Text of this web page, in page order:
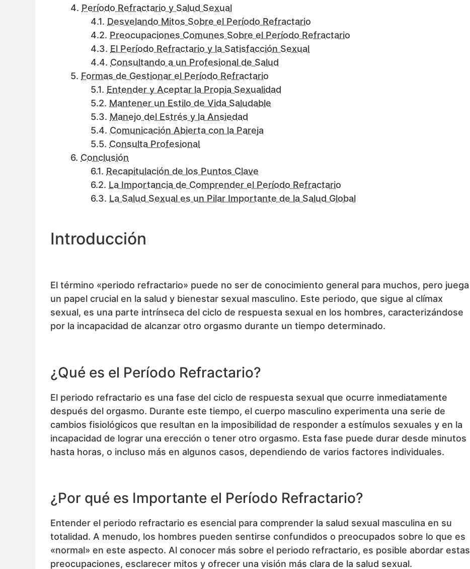
Período Refractario y Salud Sexual
Desvelando Mitos Sobre el Período Refractario
Preocupaciones Comunes Sobre el Período Refractario
El Período Refractario y la Satisfacción Sexual
Consultando a un Profesional de Salud
Formas de Gestionar el Período Refractario
Entender y Aceptar la Propia Sexualidad
Mantener un Estilo de Vida Saludable
Manejo del Estrés y la Ansiedad
Comunicación Abierta con la Pareja
Consulta Profesional
Conclusión
Recapitulación de los Puntos Clave
La Importancia de Comprender el Período Refractario
La Salud Sexual es un Pilar Importante de la Salud Global
Introducción
El término «periodo refractario» puede no ser de conocimiento general para muchos, pero juega
un papel crucial en la salud y bienestar sexual masculino. Este periodo, que sigue al clímax
sexual, es una parte intrínseca del ciclo de respuesta sexual en los hombres, caracterizándose
por la incapacidad de alcanzar otro orgasmo durante un tiempo determinado.
¿Qué es el Período Refractario?
El periodo refractario es una fase del ciclo de respuesta sexual que ocurre inmediatamente
después del orgasmo. Durante este tiempo, el cuerpo masculino experimenta una serie de
cambios fisiológicos que resultan en la imposibilidad de responder a estímulos sexuales y en la
incapacidad de lograr una erección o tener otro orgasmo. Esta fase puede durar desde minutos
hasta horas, o incluso más en algunos casos, dependiendo de varios factores individuales.
¿Por qué es Importante el Período Refractario?
Entender el periodo refractario es esencial para comprender la salud sexual masculina en su
totalidad. A menudo, los hombres pueden sentirse confundidos o preocupados sobre lo que es
«normal» en este aspecto. Al conocer más sobre el periodo refractario, es posible abordar estas
preocupaciones, esclarecer mitos y ofrecer una visión más clara de la salud sexual.